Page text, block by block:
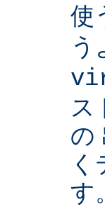
使
う
ス
の
す。